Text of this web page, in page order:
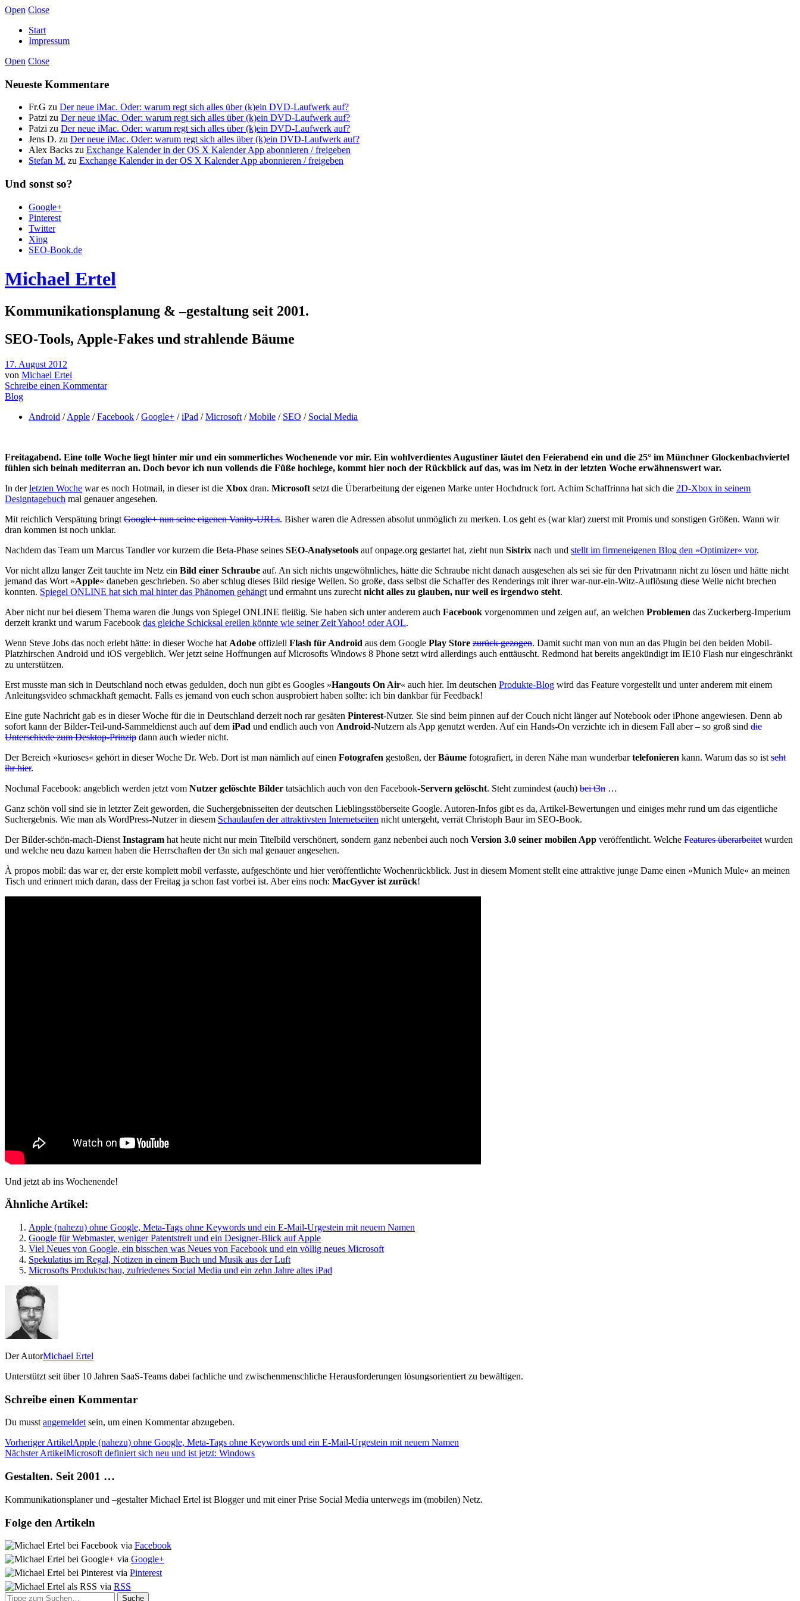
Open Close
Start
Impressum
Open Close
Neueste Kommentare
Fr.G zu Der neue iMac. Oder: warum regt sich alles über (k)ein DVD-Laufwerk auf?
Patzi zu Der neue iMac. Oder: warum regt sich alles über (k)ein DVD-Laufwerk auf?
Patzi zu Der neue iMac. Oder: warum regt sich alles über (k)ein DVD-Laufwerk auf?
Jens D. zu Der neue iMac. Oder: warum regt sich alles über (k)ein DVD-Laufwerk auf?
Alex Backs zu Exchange Kalender in der OS X Kalender App abonnieren / freigeben
Stefan M. zu Exchange Kalender in der OS X Kalender App abonnieren / freigeben
Und sonst so?
Google+
Pinterest
Twitter
Xing
SEO-Book.de
Michael Ertel
Kommunikationsplanung & –gestaltung seit 2001.
SEO-Tools, Apple-Fakes und strahlende Bäume
17. August 2012
von Michael Ertel
Schreibe einen Kommentar
Blog
Android /Apple /Facebook /Google+ /iPad /Microsoft /Mobile / SEO / Social Media
Freitagabend. Eine tolle Woche liegt hinter mir und ein sommerliches Wochenende vor mir. Ein wohlverdientes Augustiner läutet den Feierabend ein und die 25° im Münchner Glockenbachviertel
fühlen sich beinah mediterran an. Doch bevor ich nun vollends die Füße hochlege, kommt hier noch der Rückblick auf das, was im Netz in der letzten Woche erwähnenswert war.
In derletzten Woche war es noch Hotmail, in dieser ist die Xbox dran. Microsoft setzt die Überarbeitung der eigenen Marke unter Hochdruck fort. Achim Schaffrinna hat sich die 2D-Xbox in seinem
Designtagebuch mal genauer angesehen.
Mit reichlich Verspätung bringt Google+ nun seine eigenen Vanity-URLs. Bisher waren die Adressen absolut unmöglich zu merken. Los geht es (war klar) zuerst mit Promis und sonstigen Größen. Wann wir
dran kommen ist noch unklar.
Nachdem das Team um Marcus Tandler vor kurzem die Beta-Phase seines SEO-Analysetools auf onpage.org gestartet hat, zieht nun Sistrix nach und stellt im firmeneigenen Blog den »Optimizer« vor.
Vor nicht allzu langer Zeit tauchte im Netz ein Bild einer Schraube auf. An sich nichts ungewöhnliches, hätte die Schraube nicht danach ausgesehen als sei sie für den Privatmann nicht zu lösen und hätte nicht
jemand das Wort »Apple« daneben geschrieben. So aber schlug dieses Bild riesige Wellen. So große, dass selbst die Schaffer des Renderings mit ihrer war-nur-ein-Witz-Auflösung diese Welle nicht brechen
konnten. Spiegel ONLINE hat sich mal hinter das Phänomen gehängt und ermahnt uns zurecht nicht alles zu glauben, nur weil es irgendwo steht.
Aber nicht nur bei diesem Thema waren die Jungs von Spiegel ONLINE fleißig. Sie haben sich unter anderem auch Facebook vorgenommen und zeigen auf, an welchen Problemen das Zuckerberg-Imperium
derzeit krankt und warum Facebook das gleiche Schicksal ereilen könnte wie seiner Zeit Yahoo! oder AOL.
Wenn Steve Jobs das noch erlebt hätte: in dieser Woche hat Adobe offiziell Flash für Android aus dem Google Play Store zurück gezogen. Damit sucht man von nun an das Plugin bei den beiden Mobil-
Platzhirschen Android und iOS vergeblich. Wer jetzt seine Hoffnungen auf Microsofts Windows 8 Phone setzt wird allerdings auch enttäuscht. Redmond hat bereits angekündigt im IE10 Flash nur eingeschränkt
zu unterstützen.
Erst musste man sich in Deutschland noch etwas gedulden, doch nun gibt es Googles »Hangouts On Air« auch hier. Im deutschen Produkte-Blog wird das Feature vorgestellt und unter anderem mit einem
Anleitungsvideo schmackhaft gemacht. Falls es jemand von euch schon ausprobiert haben sollte: ich bin dankbar für Feedback!
Eine gute Nachricht gab es in dieser Woche für die in Deutschland derzeit noch rar gesäten Pinterest-Nutzer. Sie sind beim pinnen auf der Couch nicht länger auf Notebook oder iPhone angewiesen. Denn ab
sofort kann der Bilder-Teil-und-Sammeldienst auch auf dem iPad und endlich auch von Android-Nutzern als App genutzt werden. Auf ein Hands-On verzichte ich in diesem Fall aber – so groß sind die
Unterschiede zum Desktop-Prinzip dann auch wieder nicht.
Der Bereich »kurioses« gehört in dieser Woche Dr. Web. Dort ist man nämlich auf einen Fotografen gestoßen, derBäume fotografiert, in deren Nähe man wunderbartelefonieren kann. Warum das so ist seht
ihr hier.
Nochmal Facebook: angeblich werden jetzt vom Nutzer gelöschte Bilder tatsächlich auch von den Facebook-Servern gelöscht. Steht zumindest (auch) bei t3n …
Ganz schön voll sind sie in letzter Zeit geworden, die Suchergebnisseiten der deutschen Lieblingsstöberseite Google. Autoren-Infos gibt es da, Artikel-Bewertungen und einiges mehr rund um das eigentliche
Suchergebnis. Wie man als WordPress-Nutzer in diesem Schaulaufen der attraktivsten Internetseiten nicht untergeht, verrät Christoph Baur im SEO-Book.
Der Bilder-schön-mach-Dienst Instagram hat heute nicht nur mein Titelbild verschönert, sondern ganz nebenbei auch noch Version 3.0 seiner mobilen App veröffentlicht. Welche Features überarbeitet wurden
und welche neu dazu kamen haben die Herrschaften der t3n sich mal genauer angesehen.
À propos mobil: das war er, der erste komplett mobil verfasste, aufgeschönte und hier veröffentlichte Wochenrückblick. Just in diesem Moment stellt eine attraktive junge Dame einen »Munich Mule« an meinen
Tisch und erinnert mich daran, dass der Freitag ja schon fast vorbei ist. Aber eins noch: MacGyver ist zurück!
Und jetzt ab ins Wochenende!
Ähnliche Artikel:
Apple (nahezu) ohne Google, Meta-Tags ohne Keywords und ein E-Mail-Urgestein mit neuem Namen
Google für Webmaster, weniger Patentstreit und ein Designer-Blick auf Apple
Viel Neues von Google, ein bisschen was Neues von Facebook und ein völlig neues Microsoft
Spekulatius im Regal, Notizen in einem Buch und Musik aus der Luft
Microsofts Produktschau, zufriedenes Social Media und ein zehn Jahre altes iPad
Der AutorMichael Ertel
Unterstützt seit über 10 Jahren SaaS-Teams dabei fachliche und zwischenmenschliche Herausforderungen lösungsorientiert zu bewältigen.
Schreibe einen Kommentar
Du musstangemeldetsein, um einen Kommentar abzugeben.
Vorheriger ArtikelApple (nahezu) ohne Google, Meta-Tags ohne Keywords und ein E-Mail-Urgestein mit neuem Namen
Nächster ArtikelMicrosoft definiert sich neu und ist jetzt: Windows
Gestalten. Seit 2001 …
Kommunikationsplaner und –gestalter Michael Ertel ist Blogger und mit einer Prise Social Media unterwegs im (mobilen) Netz.
Folge den Artikeln
via Facebook
via Google+
via Pinterest
via RSS
Suche